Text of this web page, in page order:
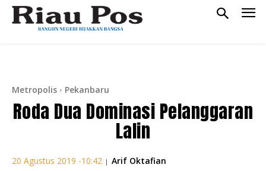
Metropolis Pekanbaru
Roda Dua Dominasi Pelanggaran
Lalin
20 Agustus 2019 -10:42 | Arif Oktafian